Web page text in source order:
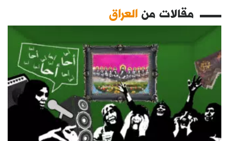
مقالات منالعراق